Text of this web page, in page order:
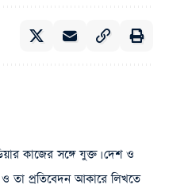
কাজের সঙ্গে যুক্ত। দেশ ও
তা প্রতিবেদন আকারে লিখতে